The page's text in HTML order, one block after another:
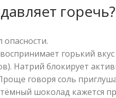
горечь?
опасности.
горький
Натрий блокирует
говоря соль
тёмный шоколад кажется